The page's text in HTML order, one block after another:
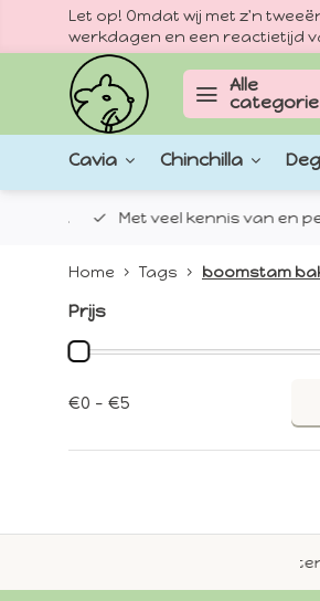
Let op! Omdat wij met z'n
werkdagen en een reactietijd
Alle
Cavia Chinchilla
Met veel kennis van en
Home Tags boomstam
Prijs
€0 - €5